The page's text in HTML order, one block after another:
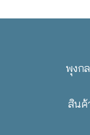
พุงก
สินค้